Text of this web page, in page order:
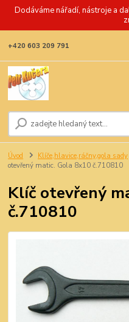
Dodáváme nářadí, nástroje a
+420 603 209 791
Úvod Klíče,hlavice,ráčny,gola sady
otevřený matic. Gola 8x10 č.710810
Klíč otevřený
č.710810